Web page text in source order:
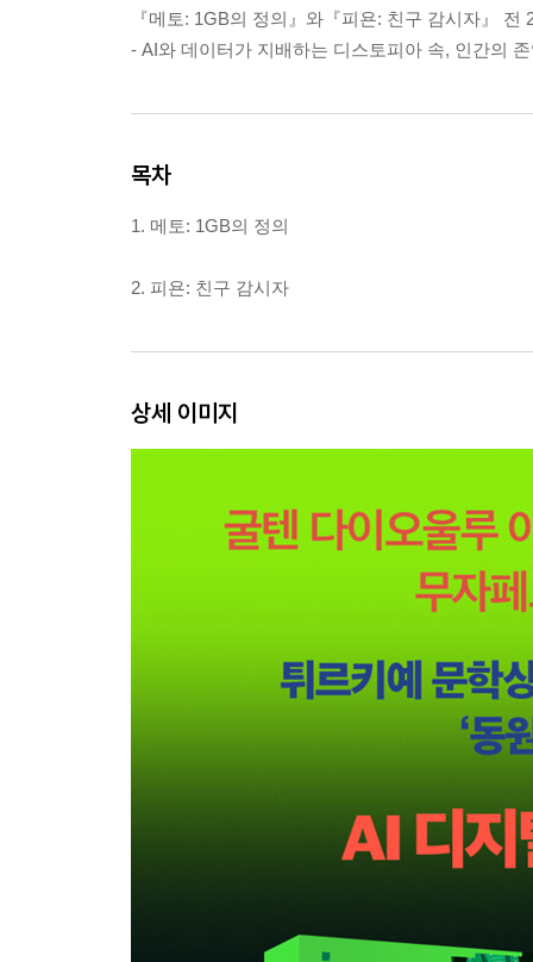
『메토: 1GB의 정의』와『피욘: 친구 감시자』 전
- AI와 데이터가 지배하는 디스토피아 속, 인간의
목차
1. 메토: 1GB의 정의
2. 피욘: 친구 감시자
상세 이미지